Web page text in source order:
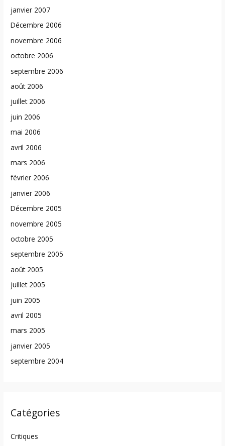
janvier 2007
Décembre 2006
novembre 2006
octobre 2006
septembre 2006
août 2006
juillet 2006
juin 2006
mai 2006
avril 2006
mars 2006
février 2006
janvier 2006
Décembre 2005
novembre 2005
octobre 2005
septembre 2005
août 2005
juillet 2005
juin 2005
avril 2005
mars 2005
janvier 2005
septembre 2004
Catégories
Critiques